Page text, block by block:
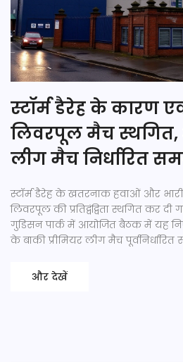
स्टॉर्म डैरेह के कारण
लिवरपूल मैच स्थगित,
लीग मैच निर्धारित
स्टॉर्म डैरेह के खतरनाक हवाओं और
लिवरपूल की प्रतिद्वंद्विता स्थगित कर दी
गुडिसन पार्क में आयोजित बैठक में यह
के बाकी प्रीमियर लीग मैच पूर्वनिर्धारित
और देखें